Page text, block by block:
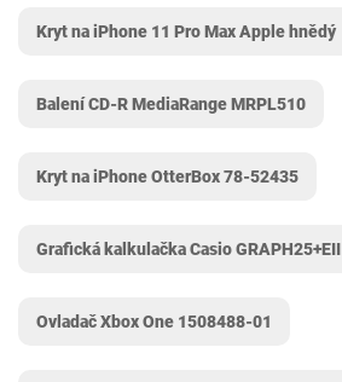
Kryt na iPhone 11 Pro Max Apple hnědý
Balení CD-R MediaRange MRPL510
Kryt na iPhone OtterBox 78-52435
Grafická kalkulačka Casio GRAPH25+EII
Ovladač Xbox One 1508488-01